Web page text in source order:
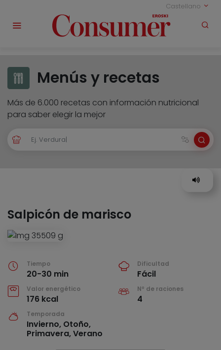
Castellano
Menús y recetas
Más de 6.000 recetas con información nutricional
para saber elegir la mejor
Salpicón de marisco
Tiempo
20-30 min
Dificultad
Fácil
Valor energético
176 kcal
Nº de raciones
4
Temporada
Invierno, Otoño,
Primavera, Verano